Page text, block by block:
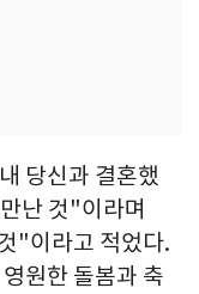
당신과 결혼했
난 것"이라며
"이라고 적었다.
원한 돌봄과 축